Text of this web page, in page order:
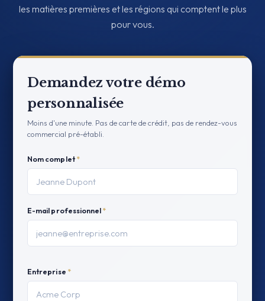
les matières premières et les régions qui comptent le plus
pour vous.
Demandez votre démo
personnalisée
Moins d'une minute. Pas de carte de crédit, pas de rendez-vous
commercial pré-établi.
Nom complet*
E-mail professionnel*
Entreprise *